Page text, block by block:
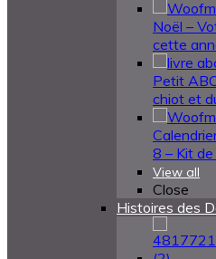
Noël –
cette
Petit
chiot et
8 – Kit
View all
Close
Histoires des